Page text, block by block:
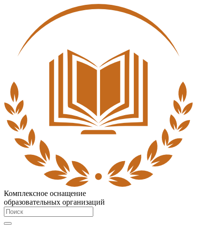
Комплексное оснащение
образовательных организаций